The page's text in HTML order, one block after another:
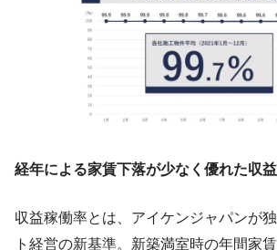
経年による家賃下落が少なく優れた収
収益稼働率とは、アイケンジャパンが
ト経営の新基準。新築満室時の年間家